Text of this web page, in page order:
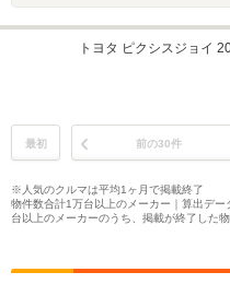
トヨタ ピクシスジョイ
最初 前の30件
※人気のクルマは平均1ヶ月で掲載終了
物件数合計1万台以上のメーカー｜算出デ
台以上のメーカーのうち、掲載が終了した